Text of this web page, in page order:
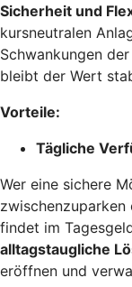
Sicherheit und
kursneutralen
Schwankungen
bleibt der Wert
Vorteile:
Tägliche
Wer eine sichere
zwischenzuparken
findet im
alltagstaugliche
eröffnen und